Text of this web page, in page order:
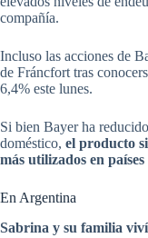
compañía.
Incluso las acciones de
de Fráncfort tras
6,4% este lunes.
Si bien Bayer ha
doméstico, el producto
más utilizados en
En Argentina
Sabrina y su familia